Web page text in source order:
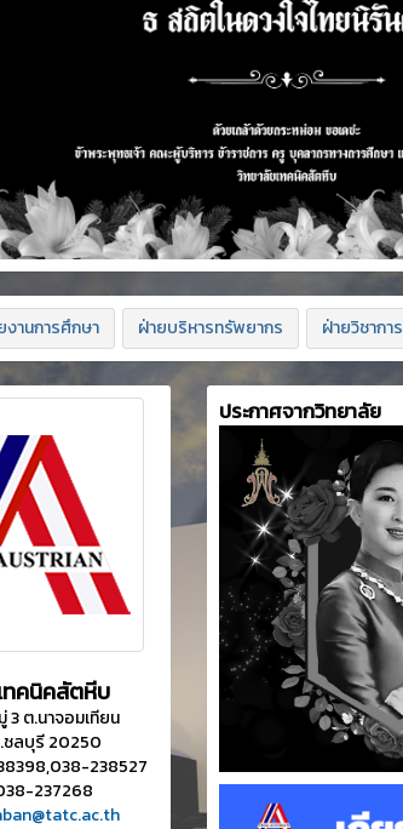
งานการศึกษา ฝ่ายบริหารทรัพยากร ฝ่ายวิชาการ
ทคนิคสัตหีบ
3 ต.นาจอมเทียน
ลบุรี 20250
238527
237268
ประกาศจากวิทยาลัย